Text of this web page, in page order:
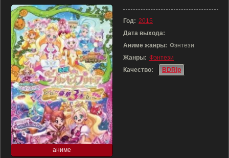
аниме
Год: 2015
Дата выхода:
Аниме жанры: Фэнтези
Жанры: Фэнтези
Качество:
BDRip